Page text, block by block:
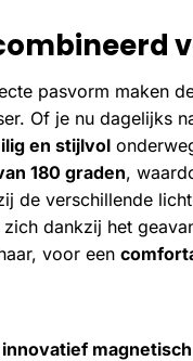
pasvorm maken
Of je nu dagelijks
en stijlvol
180 graden,
de verschillende
dankzij het
voor een
innovatief